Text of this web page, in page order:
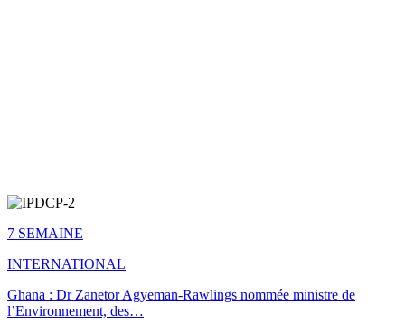
7 SEMAINE
INTERNATIONAL
Ghana : Dr Zanetor Agyeman-Rawlings nommée ministre de
l’Environnement, des…